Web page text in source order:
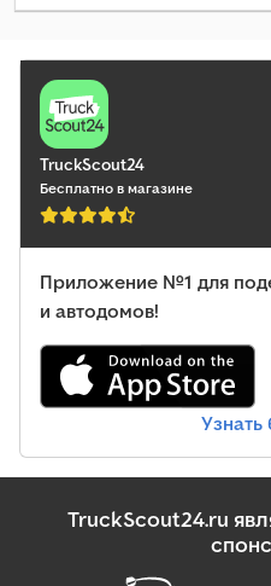
грузоподъёмность:14 125 кг,
водителя:дневная кабина,
класс выбросов:
мест:2, Оборудование:
кондиционер,
TruckScout24
Бесплатно в магазине
Приложение №1 для
и автодомов!
TruckScout24.ru